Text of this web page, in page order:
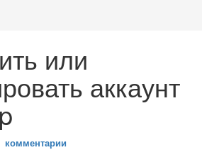
или
аккаунт
комментарии